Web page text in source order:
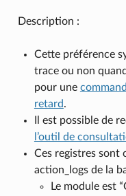
Description :
Cette préférence
trace ou non
pour une
retard.
Il est possible de
l’outil de
Ces registres sont
action_logs de la
Le module est